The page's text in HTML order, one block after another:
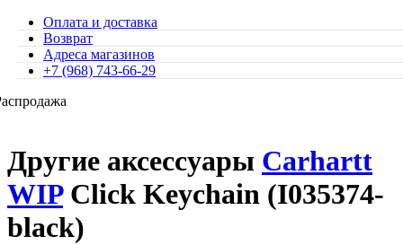
Оплата и доставка
Возврат
Адреса магазинов
+7 (968) 743-66-29
Другие аксессуары Carhartt
WIPClick Keychain (I035374-
black)